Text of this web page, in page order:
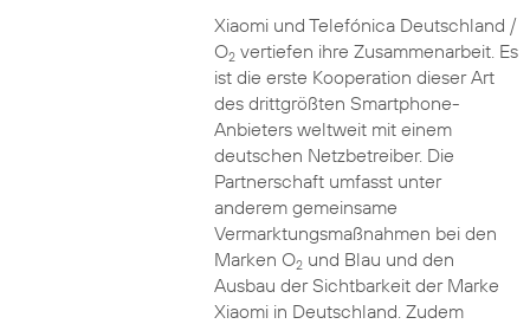
Xiaomi und Telefónica Deutschland /
O2vertiefen ihre Zusammenarbeit. Es
ist die erste Kooperation dieser Art
des drittgrößten Smartphone-
Anbieters weltweit mit einem
deutschen Netzbetreiber. Die
Partnerschaft umfasst unter
anderem gemeinsame
Vermarktungsmaßnahmen bei den
Marken O2und Blau und den
Ausbau der Sichtbarkeit der Marke
Xiaomi in Deutschland. Zudem